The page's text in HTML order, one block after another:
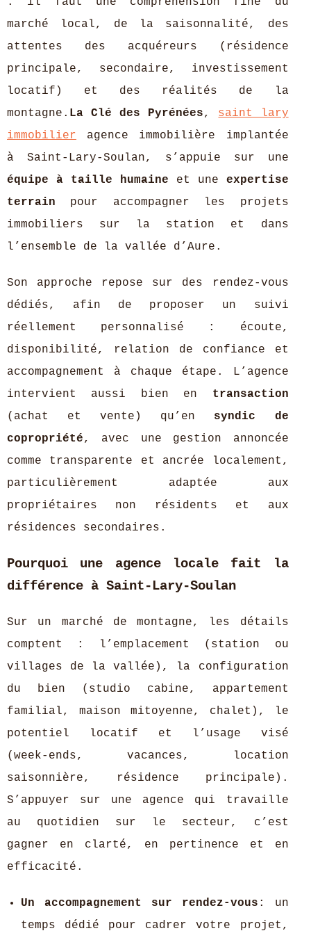
marché local, de la saisonnalité, des
attentes des acquéreurs (résidence
principale, secondaire, investissement
locatif) et des réalités de la
montagne. La Clé des Pyrénées, saint lary
immobilier agence immobilière implantée
à Saint‑Lary‑Soulan, s’appuie sur une
équipe à taille humaine et une expertise
terrain pour accompagner les projets
immobiliers sur la station et dans
l’ensemble de la vallée d’Aure.
Son approche repose sur des rendez‑vous
dédiés, afin de proposer un suivi
réellement personnalisé : écoute,
disponibilité, relation de confiance et
accompagnement à chaque étape. L’agence
intervient aussi bien en transaction
(achat et vente) qu’en syndic de
copropriété, avec une gestion annoncée
comme transparente et ancrée localement,
particulièrement adaptée aux
propriétaires non résidents et aux
résidences secondaires.
Pourquoi une agence locale fait la
différence à Saint‑Lary‑Soulan
Sur un marché de montagne, les détails
comptent : l’emplacement (station ou
villages de la vallée), la configuration
du bien (studio cabine, appartement
familial, maison mitoyenne, chalet), le
potentiel locatif et l’usage visé
(week‑ends, vacances, location
saisonnière, résidence principale).
S’appuyer sur une agence qui travaille
au quotidien sur le secteur, c’est
gagner en clarté, en pertinence et en
efficacité.
Un accompagnement sur rendez‑vous : un
temps dédié pour cadrer votre projet,